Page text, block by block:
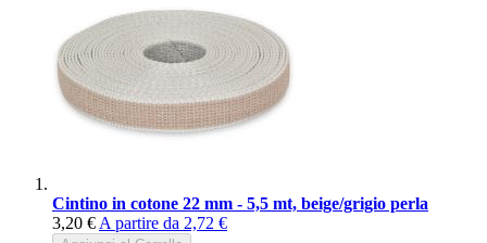
Cintino in cotone 22 mm - 5,5 mt, beige/grigio perla
3,20 € A partire da 2,72 €